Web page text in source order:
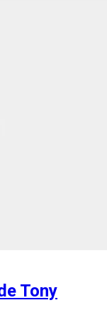
Tony